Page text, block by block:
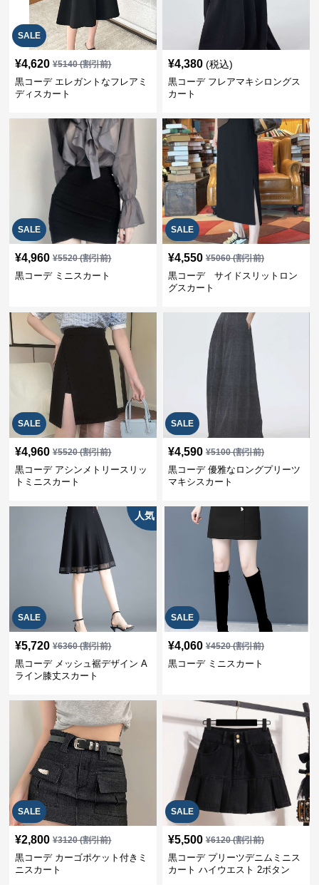
SALE
¥4,620 ¥5140(割引前)
黒コーデ エレガントなフレアミ
ディスカート
¥4,380 (税込)
黒コーデ フレアマキシロングス
カート
SALE
¥4,960 ¥5520(割引前)
黒コーデ ミニスカート
SALE
¥4,550 ¥5060(割引前)
黒コーデ サイドスリットロン
グスカート
SALE
¥4,960 ¥5520(割引前)
黒コーデ アシンメトリースリッ
トミニスカート
SALE
¥4,590 ¥5100(割引前)
黒コーデ 優雅なロングプリーツ
マキシスカート
SALE
人気
¥5,720 ¥6360(割引前)
黒コーデ メッシュ裾デザイン A
ライン膝丈スカート
SALE
¥4,060 ¥4520(割引前)
黒コーデ ミニスカート
SALE
¥2,800 ¥3120(割引前)
黒コーデ カーゴポケット付きミ
ニスカート
SALE
¥5,500 ¥6120(割引前)
黒コーデ プリーツデニムミニス
カート ハイウエスト 2ボタン